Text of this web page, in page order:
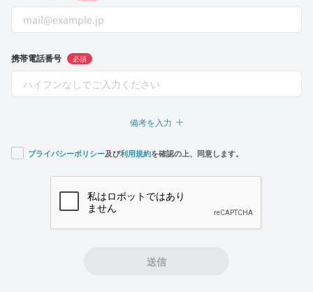
携帯電話番号 必須
備考を入力
プライバシーポリシー及び利用規約を確認の上、同意します。
送信